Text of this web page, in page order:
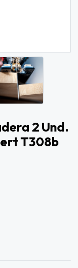
2 Und.
T308b